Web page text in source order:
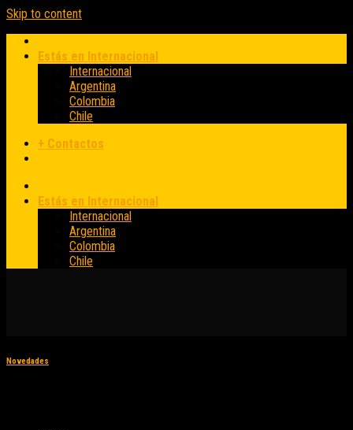
Skip to content
Estás en Internacional
Internacional
Argentina
Colombia
Chile
+ Contactos
Estás en Internacional
Internacional
Argentina
Colombia
Chile
Novedades